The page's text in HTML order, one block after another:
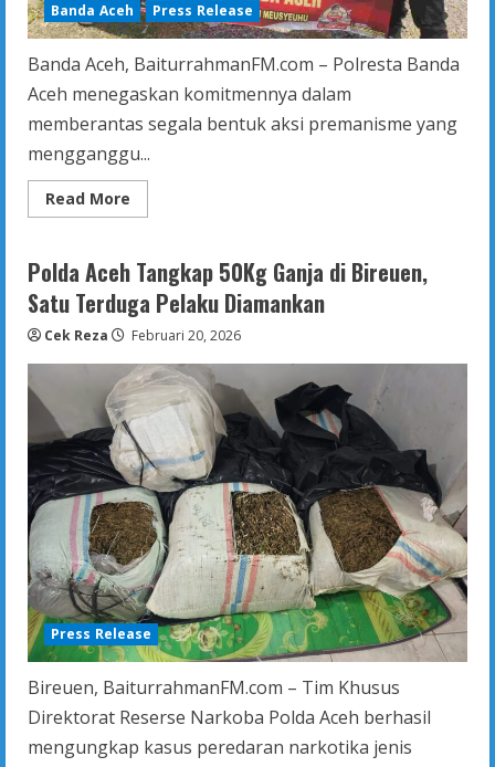
Banda Aceh Press Release
Banda Aceh, BaiturrahmanFM.com – Polresta Banda
Aceh menegaskan komitmennya dalam
memberantas segala bentuk aksi premanisme yang
mengganggu...
Read More
more
Banda
Aceh
Tegaskan
Komitmen
Berantas
Segala
Premanisme
Polda Aceh Tangkap 50Kg Ganja di Bireuen,
Satu Terduga Pelaku Diamankan
Cek Reza Februari 20, 2026
Press Release
Bireuen, BaiturrahmanFM.com – Tim Khusus
Direktorat Reserse Narkoba Polda Aceh berhasil
mengungkap kasus peredaran narkotika jenis